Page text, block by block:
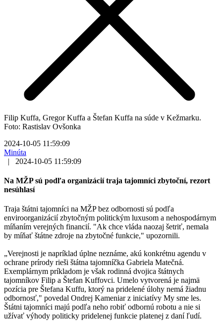
Filip Kuffa, Gregor Kuffa a Štefan Kuffa na súde v Kežmarku.
Foto: Rastislav Ovšonka
2024-10-05 11:59:09
Minúta
|
2024-10-05 11:59:09
Na MŽP sú podľa organizácií traja tajomníci zbytoční, rezort
nesúhlasí
Traja štátni tajomníci na MŽP bez odbornosti sú podľa
enviroorganizácií zbytočným politickým luxusom a nehospodárnym
míňaním verejných financií. "Ak chce vláda naozaj šetriť, nemala
by míňať štátne zdroje na zbytočné funkcie," upozornili.
„Verejnosti je napríklad úplne neznáme, akú konkrétnu agendu v
ochrane prírody rieši štátna tajomníčka Gabriela Matečná.
Exemplárnym príkladom je však rodinná dvojica štátnych
tajomníkov Filip a Štefan Kuffovci. Umelo vytvorená je najmä
pozícia pre Štefana Kuffu, ktorý na pridelené úlohy nemá žiadnu
odbornosť," povedal Ondrej Kameniar z iniciatívy My sme les.
Štátni tajomníci majú podľa neho robiť odbornú robotu a nie si
užívať výhody politicky pridelenej funkcie platenej z daní ľudí.